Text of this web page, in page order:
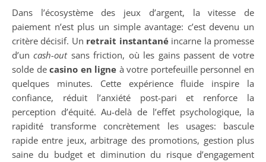
Dans l’écosystème des jeux d’argent, la vitesse de
paiement n’est plus un simple avantage: c’est devenu un
critère décisif. Un retrait instantanéincarne la promesse
d’uncash-outsans friction, où les gains passent de votre
solde decasino en ligne à votre portefeuille personnel en
quelques minutes. Cette expérience fluide inspire la
confiance, réduit l’anxiété post-pari et renforce la
perception d’équité. Au-delà de l’effet psychologique, la
rapidité transforme concrètement les usages: bascule
rapide entre jeux, arbitrage des promotions, gestion plus
saine du budget et diminution du risque d’engagement